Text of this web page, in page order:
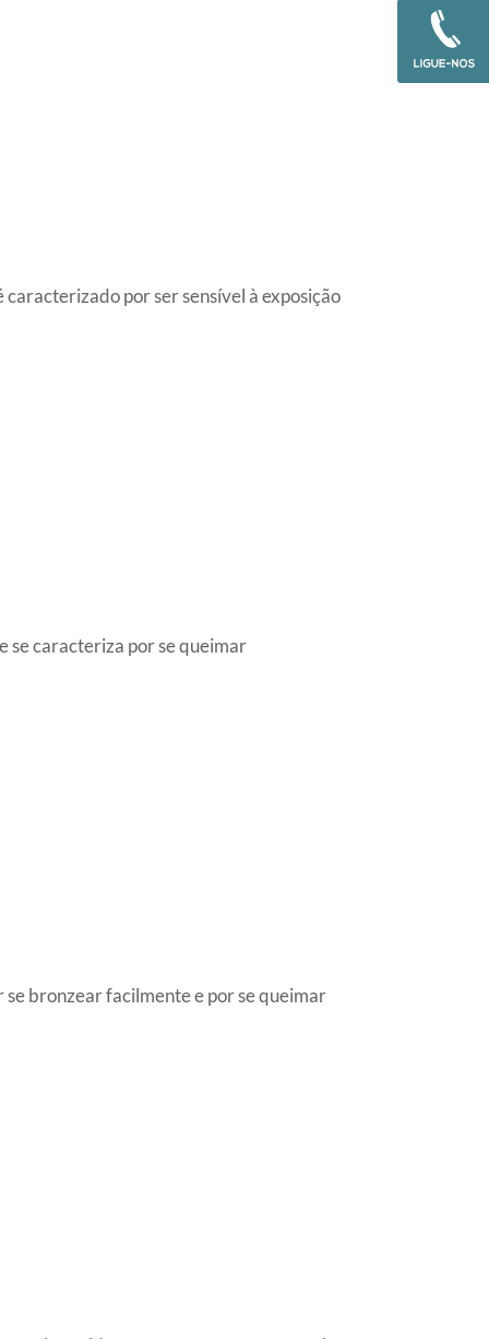
por ser sensível à exposição
se caracteriza por se queimar
bronzear facilmente e por se queimar